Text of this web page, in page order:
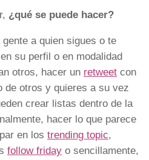
¿qué se puede hacer?
a quien sigues o te
su perfil o en modalidad
otros, hacer un retweet con
de otros y quieres a su vez
crear listas dentro de la
hacer lo que parece
en los trending topic,
follow friday o sencillamente,